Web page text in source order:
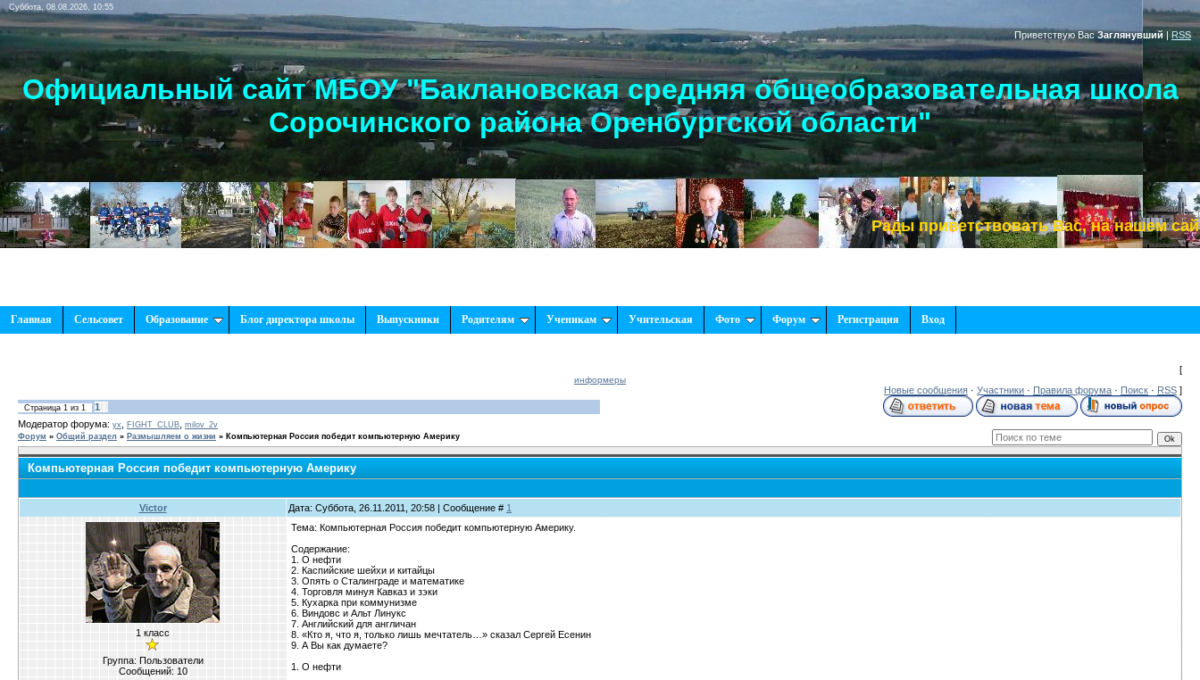
Суббота, 08.08.2026, 10:55
Приветствую Вас Заглянувший | RSS
Официальный сайт МБОУ "Баклановская средняя общеобразовательная школа
Сорочинского района Оренбургской области"
Рады приветствовать Вас, на нашем сайте!
Главная Сельсовет Образование Блог директора школы Выпускники Родителям Ученикам Учительская Фото Форум Регистрация Вход
[
информеры
Новые сообщения · Участники · Правила форума · Поиск · RSS ]
Страница 1 из 1
1
Модератор форума: yx , FIGHT_CLUB, milov_2v
Форум » Общий раздел » Размышляем о жизни » Компьютерная Россия победит компьютерную Америку
Компьютерная Россия победит компьютерную Америку
Victor Дата: Суббота, 26.11.2011, 20:58 | Сообщение # 1
1 класс
Группа: Пользователи
Сообщений: 10
Тема: Компьютерная Россия победит компьютерную Америку.
Содержание:
1. О нефти
2. Каспийские шейхи и китайцы
3. Опять о Сталинграде и математике
4. Торговля минуя Кавказ и зэки
5. Кухарка при коммунизме
6. Виндовс и Альт Линукс
7. Английский для англичан
8. «Кто я, что я, только лишь мечтатель…» сказал Сергей Есенин
9. А Вы как думаете?
1. О нефти